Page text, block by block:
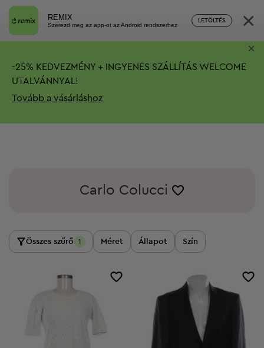
REMIX
Szerezd meg az app-ot az Android rendszerhez
LETÖLTÉS ×
-25% KEDVEZMÉNY + INGYENES SZÁLLÍTÁS WELCOME
UTALVÁNNYAL!
Tovább a vásárláshoz
×
Carlo Colucci
Összes szűrő 1 Méret Állapot Szín